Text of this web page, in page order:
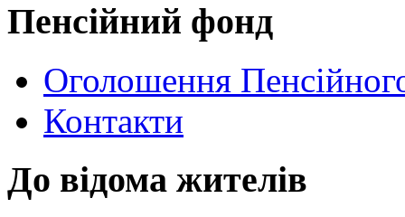
Пенсійний фонд
Оголошення
Контакти
До відома жителів